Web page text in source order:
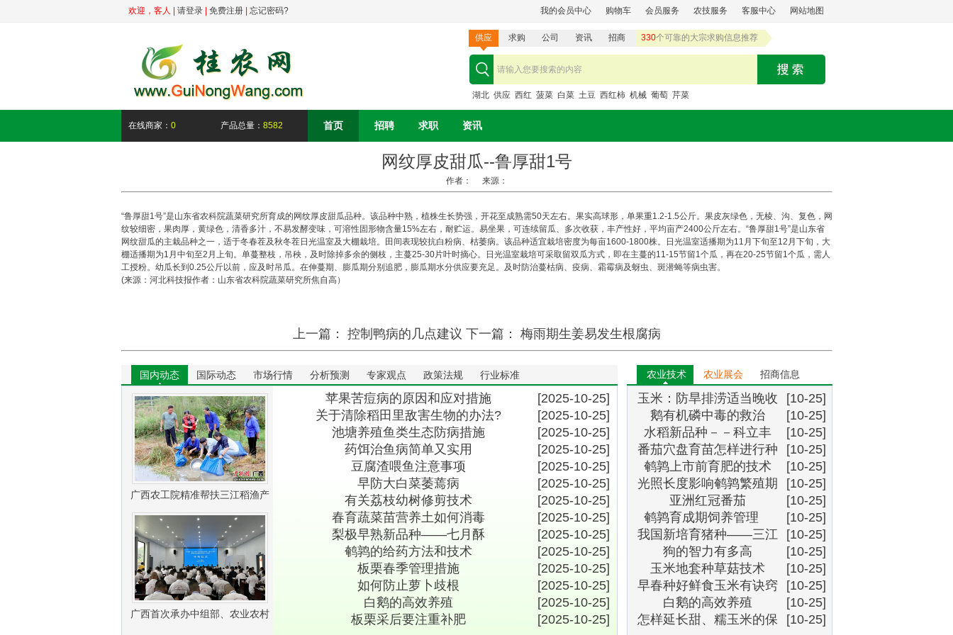
欢迎， 客人 请登录| 免费注册| 忘记密码? 我的会员中心 购物车 会员服务 农技服务 客服中心 网站地图
供应 求购 公司 资讯 招商 330个可靠的大宗求购信息推荐
湖北 供应 西红 菠菜 白菜 土豆 西红柿 机械 葡萄 芹菜
在线商家： 0 产品总量： 8582 首页 招聘 求职 资讯
网纹厚皮甜瓜--鲁厚甜1号
作者： 来源：
“鲁厚甜1号”是山东省农科院蔬菜研究所育成的网纹厚皮甜瓜品种。该品种中熟，植株生长势强，开花至成熟需50天左右。果实高球形，单果重1.2-1.5公斤。果皮灰绿色，无棱、沟、复色，网
纹较细密，果肉厚，黄绿色，清香多汁，不易发酵变味，可溶性固形物含量15%左右，耐贮运。易坐果，可连续留瓜、多次收获，丰产性好，平均亩产2400公斤左右。“鲁厚甜1号”是山东省
网纹甜瓜的主栽品种之一，适于冬春茬及秋冬茬日光温室及大棚栽培。田间表现较抗白粉病、枯萎病。该品种适宜栽培密度为每亩1600-1800株。日光温室适播期为11月下旬至12月下旬，大
棚适播期为1月中旬至2月上旬。单蔓整枝，吊秧，及时除掉多余的侧枝，主蔓25-30片叶时摘心。日光温室栽培可采取留双瓜方式，即在主蔓的11-15节留1个瓜，再在20-25节留1个瓜，需人
工授粉。幼瓜长到0.25公斤以前，应及时吊瓜。在伸蔓期、膨瓜期分别追肥，膨瓜期水分供应要充足。及时防治蔓枯病、疫病、霜霉病及蚜虫、斑潜蝇等病虫害。
(来源：河北科技报作者：山东省农科院蔬菜研究所焦自高）
上一篇： 控制鸭病的几点建议 下一篇： 梅雨期生姜易发生根腐病
国内动态 国际动态 市场行情 分析预测 专家观点 政策法规 行业标准
广西农工院精准帮扶三江稻渔产
业振兴
广西首次承办中组部、农业农村
[2025-10-25]
苹果苦痘病的原因和应对措施
[2025-10-25]
关于清除稻田里敌害生物的办法?
[2025-10-25]
池塘养殖鱼类生态防病措施
[2025-10-25]
药饵治鱼病简单又实用
[2025-10-25]
豆腐渣喂鱼注意事项
[2025-10-25]
早防大白菜萎蔫病
[2025-10-25]
有关荔枝幼树修剪技术
[2025-10-25]
春育蔬菜苗营养土如何消毒
[2025-10-25]
梨极早熟新品种――七月酥
[2025-10-25]
鹌鹑的给药方法和技术
[2025-10-25]
板栗春季管理措施
[2025-10-25]
如何防止萝卜歧根
[2025-10-25]
白鹅的高效养殖
[2025-10-25]
板栗采后要注重补肥
农业技术 农业展会 招商信息
[10-25]
玉米：防旱排涝适当晚收
[10-25]
鹅有机磷中毒的救治
[10-25]
水稻新品种－－科立丰
[10-25]
番茄穴盘育苗怎样进行种
子处理？
[10-25]
鹌鹑上市前育肥的技术
[10-25]
光照长度影响鹌鹑繁殖期
[10-25]
亚洲红冠番茄
[10-25]
鹌鹑育成期饲养管理
[10-25]
我国新培育猪种――三江
白猪
[10-25]
狗的智力有多高
[10-25]
玉米地套种草菇技术
[10-25]
早春种好鲜食玉米有诀窍
[10-25]
白鹅的高效养殖
[10-25]
怎样延长甜、糯玉米的保